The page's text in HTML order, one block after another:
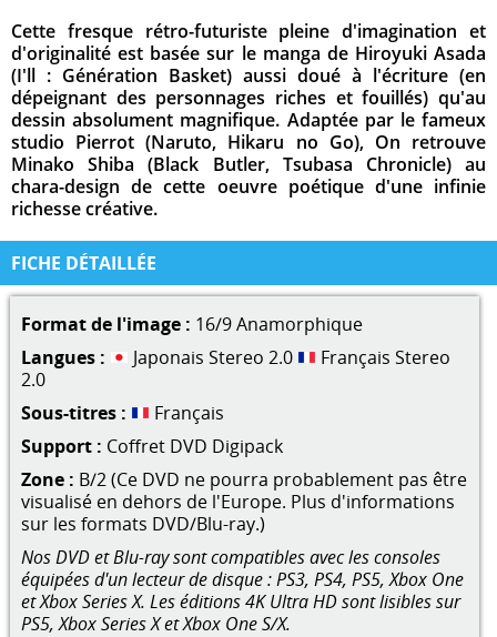
Cette fresque rétro-futuriste pleine d'imagination et
d'originalité est basée sur le manga de Hiroyuki Asada
(I'll : Génération Basket) aussi doué à l'écriture (en
dépeignant des personnages riches et fouillés) qu'au
dessin absolument magnifique. Adaptée par le fameux
studio Pierrot (Naruto, Hikaru no Go), On retrouve
Minako Shiba (Black Butler, Tsubasa Chronicle) au
chara-design de cette oeuvre poétique d'une infinie
richesse créative.
FICHE DÉTAILLÉE
Format de l'image : 16/9 Anamorphique
Langues :
Japonais Stereo 2.0
Français Stereo
2.0
Sous-titres :
Français
Support : Coffret DVD Digipack
Zone : B/2 (Ce DVD ne pourra probablement pas être
visualisé en dehors de l'Europe. Plus d'informations
sur les formats DVD/Blu-ray.)
Nos DVD et Blu-ray sont compatibles avec les consoles
équipées d'un lecteur de disque : PS3, PS4, PS5, Xbox One
et Xbox Series X. Les éditions 4K Ultra HD sont lisibles sur
PS5, Xbox Series X et Xbox One S/X.